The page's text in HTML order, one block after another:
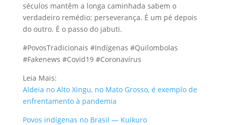
séculos mantêm a longa caminhada sabem o
verdadeiro remédio: perseverança. É um pé depois
do outro. É o passo do jabuti.
#PovosTradicionais #Indígenas #Quilombolas
#Fakenews #Covid19 #Coronavírus
Leia Mais:
Aldeia no Alto Xingu, no Mato Grosso, é exemplo de
enfrentamento à pandemia
Povos indígenas no Brasil — Kuikuro